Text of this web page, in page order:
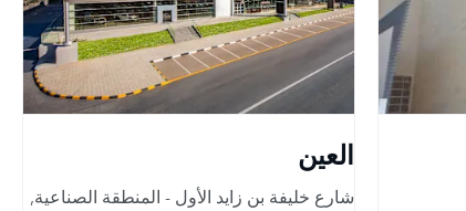
العين
شارع خليفة بن زايد الأول - المنطقة الصناعية,